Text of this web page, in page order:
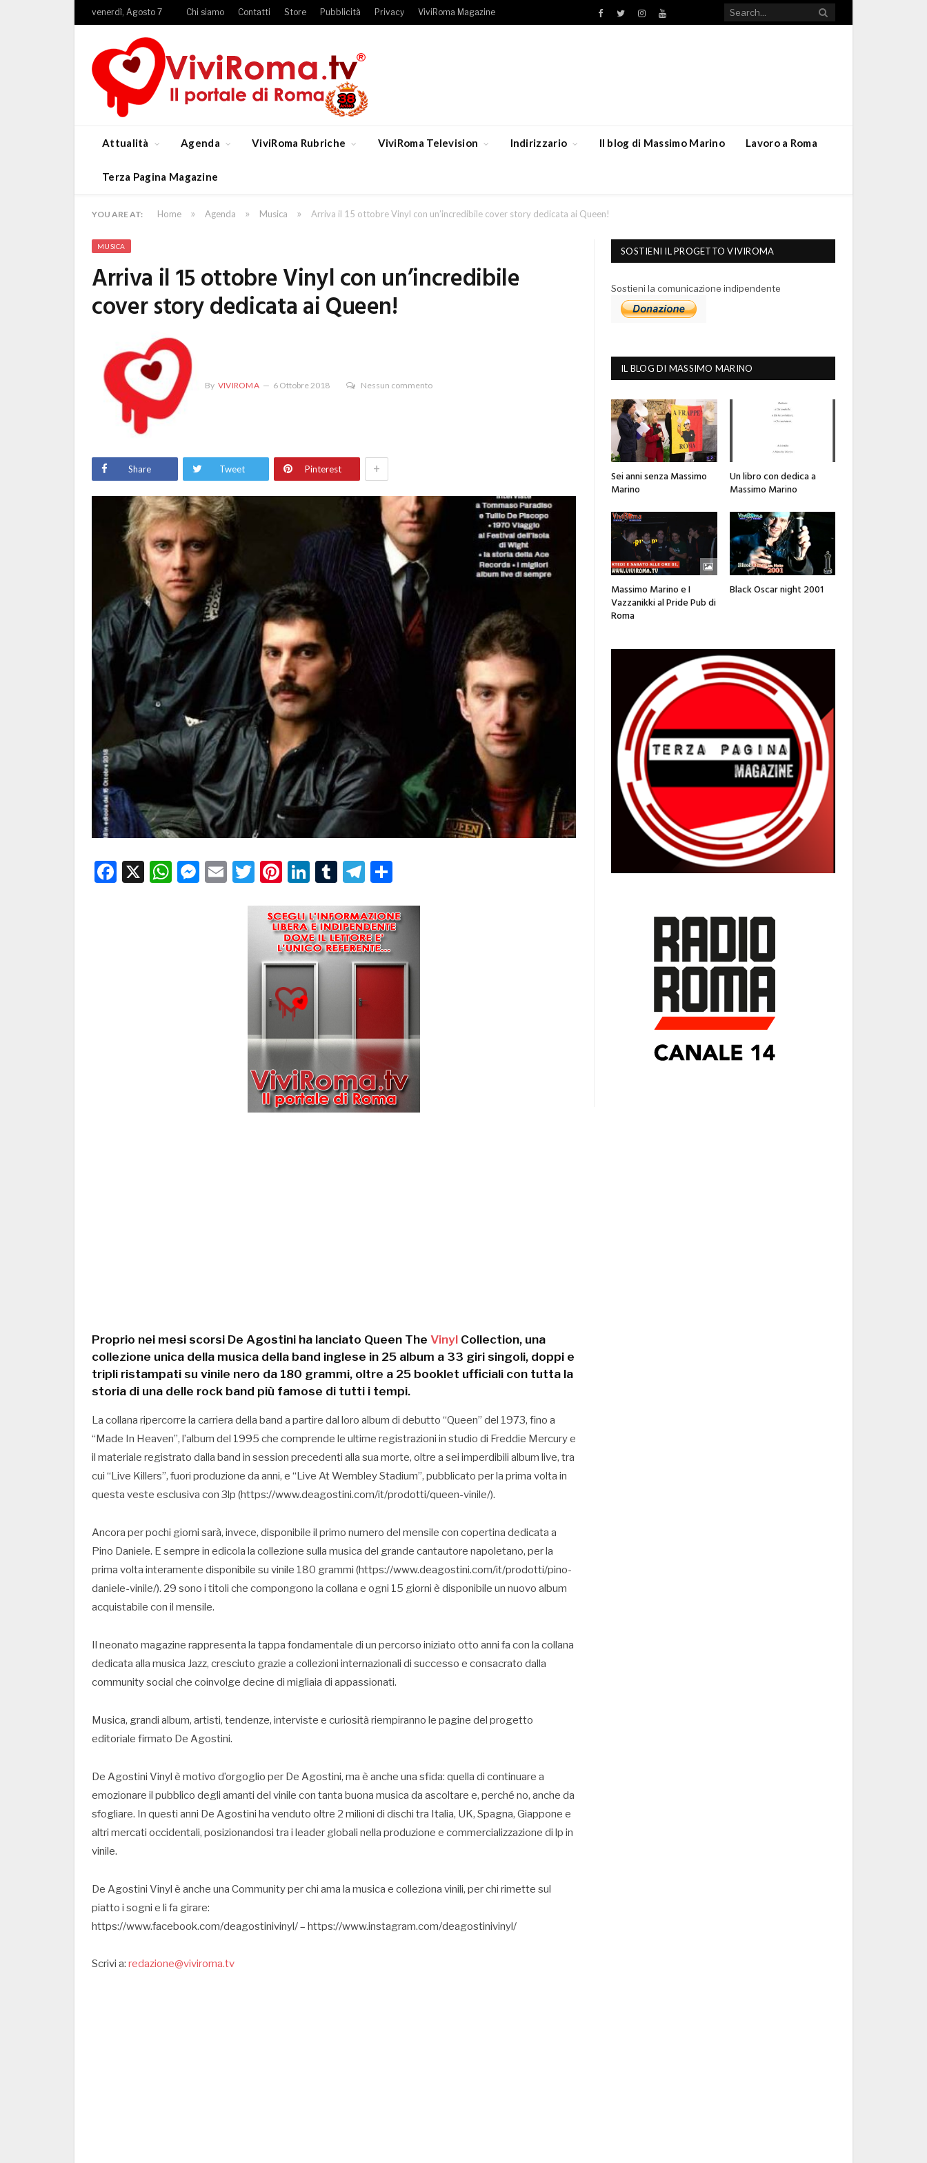
venerdì, Agosto 7 Chi siamo Contatti Store Pubblicità Privacy ViviRoma Magazine Facebook
TwitterInstagramYouTube
Attualità Agenda ViviRoma Rubriche ViviRoma Television Indirizzario Il blog di Massimo Marino Lavoro a Roma
Terza Pagina Magazine
YOU ARE AT: Home » Agenda » Musica » Arriva il 15 ottobre Vinyl con un’incredibile cover story dedicata ai Queen!
MUSICA
Arriva il 15 ottobre Vinyl con un’incredibile
cover story dedicata ai Queen!
By VIVIROMA 6 Ottobre 2018 Nessun commento
Share Tweet Pinterest +
Facebook
X WhatsApp
Messenger
EmailTwitter
Pinterest
LinkedIn
TumblrTelegram
Proprio nei mesi scorsi De Agostini ha lanciato Queen The Vinyl Collection, una
collezione unica della musica della band inglese in 25 album a 33 giri singoli, doppi e
tripli ristampati su vinile nero da 180 grammi, oltre a 25 booklet ufficiali con tutta la
storia di una delle rock band più famose di tutti i tempi.
La collana ripercorre la carriera della band a partire dal loro album di debutto “Queen” del 1973, fino a
“Made In Heaven”, l’album del 1995 che comprende le ultime registrazioni in studio di Freddie Mercury e
il materiale registrato dalla band in session precedenti alla sua morte, oltre a sei imperdibili album live, tra
cui “Live Killers”, fuori produzione da anni, e “Live At Wembley Stadium”, pubblicato per la prima volta in
questa veste esclusiva con 3lp (https://www.deagostini.com/it/prodotti/queen-vinile/).
Ancora per pochi giorni sarà, invece, disponibile il primo numero del mensile con copertina dedicata a
Pino Daniele. E sempre in edicola la collezione sulla musica del grande cantautore napoletano, per la
prima volta interamente disponibile su vinile 180 grammi (https://www.deagostini.com/it/prodotti/pino-
daniele-vinile/). 29 sono i titoli che compongono la collana e ogni 15 giorni è disponibile un nuovo album
acquistabile con il mensile.
Il neonato magazine rappresenta la tappa fondamentale di un percorso iniziato otto anni fa con la collana
dedicata alla musica Jazz, cresciuto grazie a collezioni internazionali di successo e consacrato dalla
community social che coinvolge decine di migliaia di appassionati.
Musica, grandi album, artisti, tendenze, interviste e curiosità riempiranno le pagine del progetto
editoriale firmato De Agostini.
De Agostini Vinyl è motivo d’orgoglio per De Agostini, ma è anche una sfida: quella di continuare a
emozionare il pubblico degli amanti del vinile con tanta buona musica da ascoltare e, perché no, anche da
sfogliare. In questi anni De Agostini ha venduto oltre 2 milioni di dischi tra Italia, UK, Spagna, Giappone e
altri mercati occidentali, posizionandosi tra i leader globali nella produzione e commercializzazione di lp in
vinile.
De Agostini Vinyl è anche una Community per chi ama la musica e colleziona vinili, per chi rimette sul
piatto i sogni e li fa girare:
https://www.facebook.com/deagostinivinyl/ – https://www.instagram.com/deagostinivinyl/
Scrivi a: redazione@viviroma.tv
SOSTIENI IL PROGETTO VIVIROMA
Sostieni la comunicazione indipendente
IL BLOG DI MASSIMO MARINO
Sei anni senza Massimo
Marino
Un libro con dedica a
Massimo Marino
Massimo Marino e I
Vazzanikki al Pride Pub di
Roma
Black Oscar night 2001